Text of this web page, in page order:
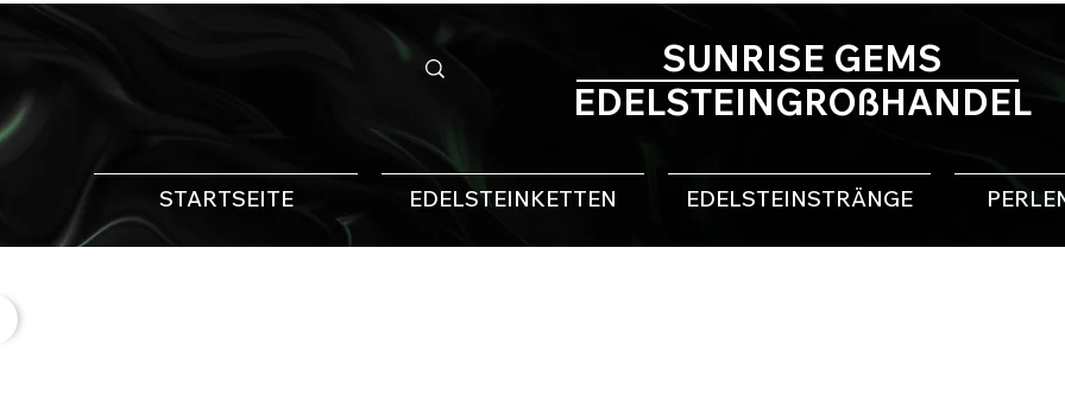
STARTSEITE EDELSTEINKETTEN EDELSTEINSTRÄNGE
SUNRISE GEMS
EDELSTEINGROßHANDEL